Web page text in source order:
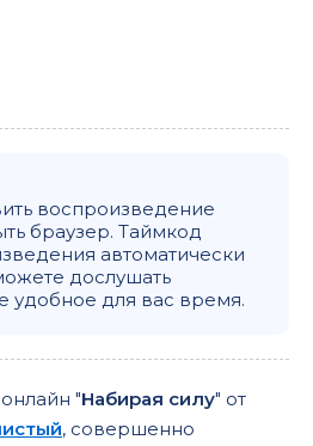
воспроизведение
браузер. Таймкод
автоматически
дослушать
удобное для вас время.
"Набирая силу" от
, совершенно